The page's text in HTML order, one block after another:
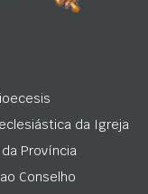
da Igreja
Província
Conselho